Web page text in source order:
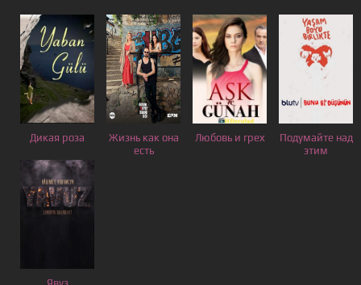
Дикая роза
Жизнь как она
есть
Любовь и грех
Подумайте над
этим